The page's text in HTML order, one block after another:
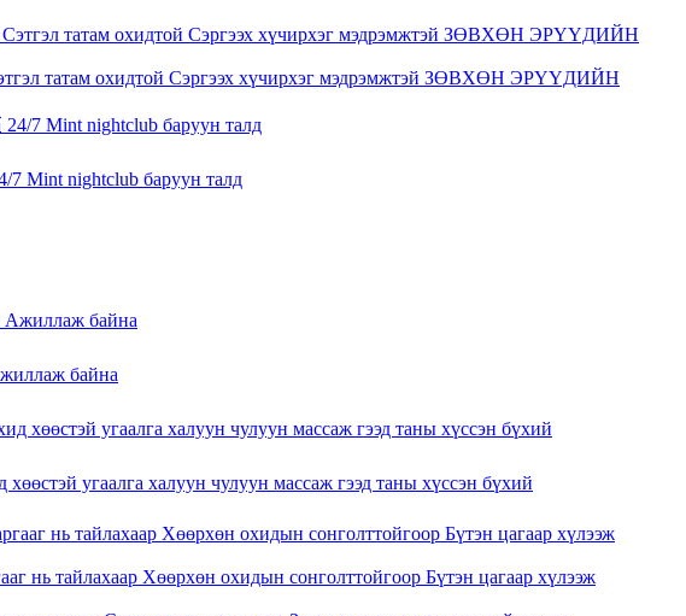
татам охидтой Сэргээх хүчирхэг мэдрэмжтэй ЗӨВХӨН ЭРҮҮДИЙН
7 Mint nightclub баруун талд
байна
угаалга халуун чулуун массаж гээд таны хүссэн бүхий
нь тайлахаар Хөөрхөн охидын сонголттойгоор Бүтэн цагаар хүлээж